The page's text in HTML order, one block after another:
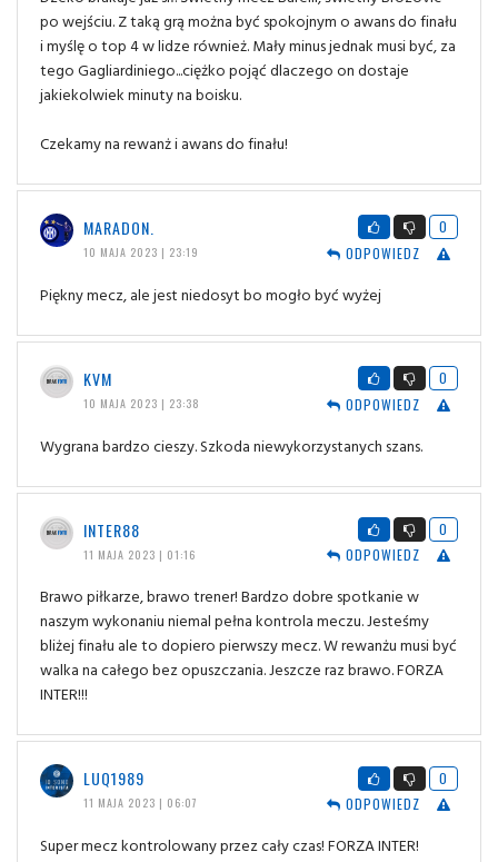
po wejściu. Z taką grą można być spokojnym o awans do finału
i myślę o top 4 w lidze również. Mały minus jednak musi być, za
tego Gagliardiniego...ciężko pojąć dlaczego on dostaje
jakiekolwiek minuty na boisku.
Czekamy na rewanż i awans do finału!
MARADON.
10 MAJA 2023 | 23:19
0
ODPOWIEDZ
Piękny mecz, ale jest niedosyt bo mogło być wyżej
KVM
10 MAJA 2023 | 23:38
0
ODPOWIEDZ
Wygrana bardzo cieszy. Szkoda niewykorzystanych szans.
INTER88
11 MAJA 2023 | 01:16
0
ODPOWIEDZ
Brawo piłkarze, brawo trener! Bardzo dobre spotkanie w
naszym wykonaniu niemal pełna kontrola meczu. Jesteśmy
bliżej finału ale to dopiero pierwszy mecz. W rewanżu musi być
walka na całego bez opuszczania. Jeszcze raz brawo. FORZA
INTER!!!
LUQ1989
11 MAJA 2023 | 06:07
0
ODPOWIEDZ
Super mecz kontrolowany przez cały czas! FORZA INTER!